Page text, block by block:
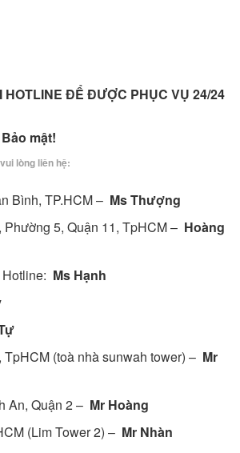
HOTLINE ĐỂ ĐƯỢC PHỤC VỤ 24/24
mật!
lòng liên hệ:
Bình, TP.HCM – Ms Thượng
5, Quận 11, TpHCM – Hoàng
Ms Hạnh
(toà nhà sunwah tower) – Mr
An, Quận 2 – Mr Hoàng
(Lim Tower 2) – Mr Nhàn